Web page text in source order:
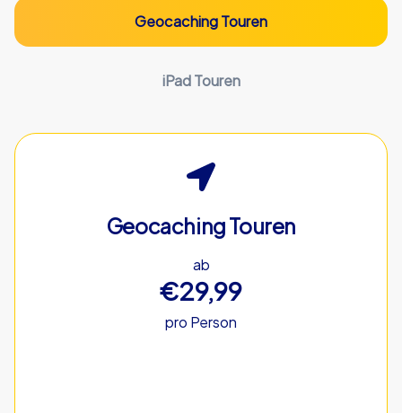
Geocaching Touren
iPad Touren
Geocaching Touren
ab
€29,99
pro Person